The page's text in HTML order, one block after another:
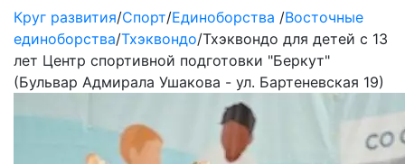
Круг развития/Спорт/Единоборства /Восточные
единоборства/Тхэквондо/Тхэквондо для детей с 13
лет Центр спортивной подготовки "Беркут"
(Бульвар Адмирала Ушакова - ул. Бартеневская 19)